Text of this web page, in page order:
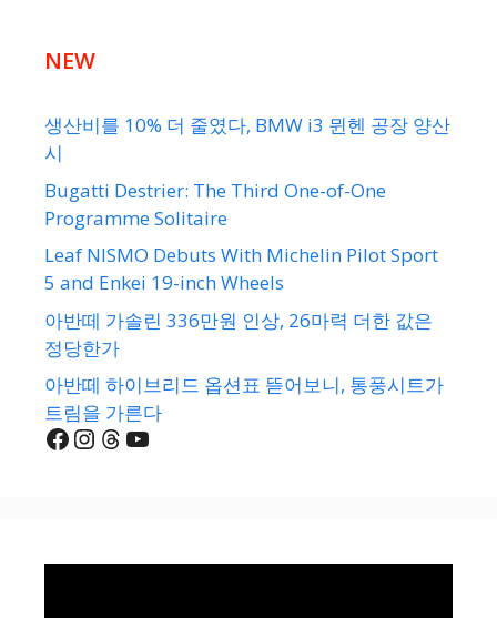
NEW
생산비를 10% 더 줄였다, BMW i3 뮌헨 공장 양산
시
Bugatti Destrier: The Third One-of-One
Programme Solitaire
Leaf NISMO Debuts With Michelin Pilot Sport
5 and Enkei 19-inch Wheels
아반떼 가솔린 336만원 인상, 26마력 더한 값은
정당한가
아반떼 하이브리드 옵션표 뜯어보니, 통풍시트가
트림을 가른다
Facebook
Instagram
Threads
YouTube